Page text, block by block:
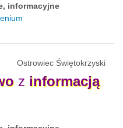
informacyjne
Ostrowiec Świętokrzyski
z informacją